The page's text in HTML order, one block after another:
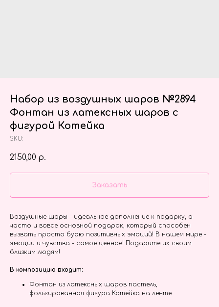
Набор из воздушных шаров №2894
Фонтан из латексных шаров с
фигурой Котейка
SKU:
2150,00 р.
Заказать
Воздушные шары - идеальное дополнение к подарку, а
часто и вовсе основной подарок, который способен
вызвать просто бурю позитивных эмоций! В нашем мире -
эмоции и чувства - самое ценное! Подарите их своим
близким людям!
В композицию входит:
Фонтан из латексных шаров пастель,
фольгированная фигура Котейка на ленте